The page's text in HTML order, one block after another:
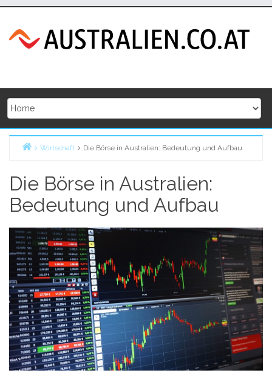
content
Wirtschaft Die Börse in Australien: Bedeutung und Aufbau
Die Börse in Australien:
Bedeutung und Aufbau